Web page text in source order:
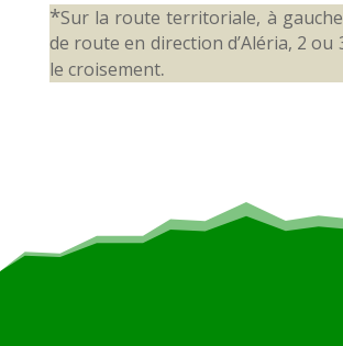
*Sur la route territoriale, à
de route en direction d’Aléria, 2 ou
le croisement.